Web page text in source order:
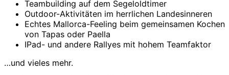
Teambuilding auf dem Segeloldtimer
Outdoor-Aktivitäten im herrlichen Landesinneren
Echtes Mallorca-Feeling beim gemeinsamen Kochen
von Tapas oder Paella
IPad- und andere Rallyes mit hohem Teamfaktor
…und vieles mehr.